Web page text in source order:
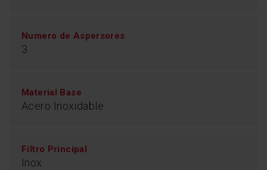
Numero de Aspersores
3
Material Base
Acero Inoxidable
Filtro Principal
Inox